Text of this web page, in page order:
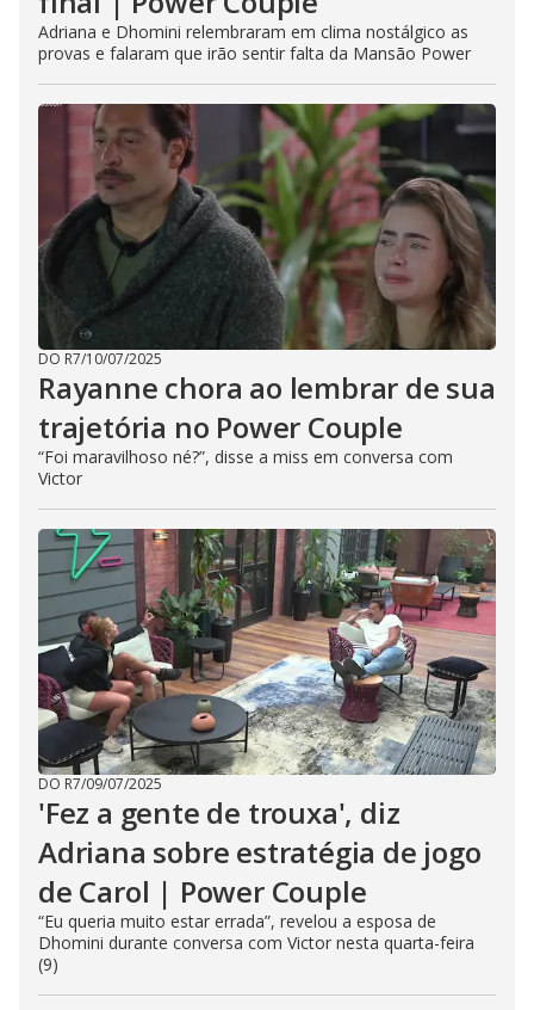
Adriana e Dhomini relembraram em clima nostálgico as
provas e falaram que irão sentir falta da Mansão Power
DO R7/10/07/2025
Rayanne chora ao lembrar de sua
trajetória no Power Couple
“Foi maravilhoso né?”, disse a miss em conversa com
Victor
DO R7/09/07/2025
'Fez a gente de trouxa', diz
Adriana sobre estratégia de jogo
de Carol | Power Couple
“Eu queria muito estar errada”, revelou a esposa de
Dhomini durante conversa com Victor nesta quarta-feira
(9)